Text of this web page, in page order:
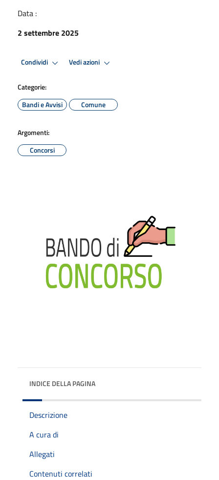
Data :
2 settembre 2025
Condividi Vedi azioni
Categorie:
Bandi e Avvisi
Comune
Argomenti:
Concorsi
INDICE DELLA PAGINA
Descrizione
A cura di
Allegati
Contenuti correlati